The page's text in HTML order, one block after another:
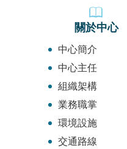
關於中心
中心簡介
中心主任
組織架構
業務職掌
環境設施
交通路線